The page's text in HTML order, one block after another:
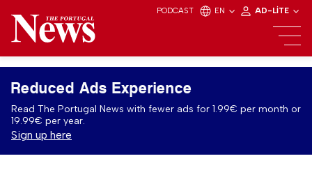
PODCAST EN AD-LITE
Reduced Ads Experience
Read The Portugal News with fewer ads for 1.99€ per month or
19.99€ per year.
Sign up here